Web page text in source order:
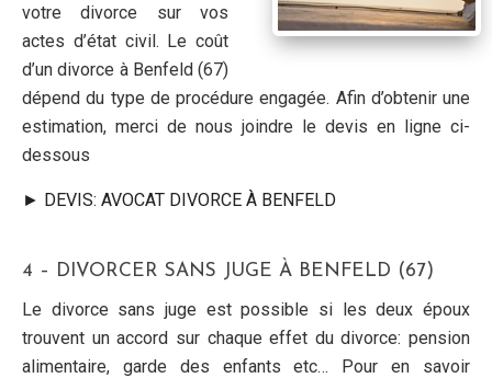
votre divorce sur vos
actes d’état civil. Le coût
d’un divorce à Benfeld (67)
dépend du type de procédure engagée. Afin d’obtenir une
estimation, merci de nous joindre le devis en ligne ci-
dessous
► DEVIS: AVOCAT DIVORCE À BENFELD
4 – DIVORCER SANS JUGE À BENFELD (67)
Le divorce sans juge est possible si les deux époux
trouvent un accord sur chaque effet du divorce: pension
alimentaire, garde des enfants etc… Pour en savoir